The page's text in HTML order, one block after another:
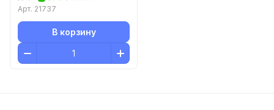
Арт. 21737
В корзину